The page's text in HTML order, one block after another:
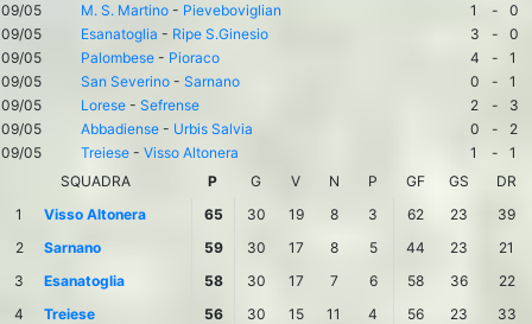
09/05
M. S. Martino - Pieveboviglian 1 -
0
09/05
Esanatoglia - Ripe S.Ginesio 3 -
0
09/05
Palombese - Pioraco 4 -
1
09/05
San Severino - Sarnano 0 -
1
09/05
Lorese - Sefrense 2 -
3
09/05
Abbadiense - Urbis Salvia 0 -
2
09/05
Treiese - Visso Altonera 1 -
1
SQUADRA
P G V N P GF GS
DR
1
Visso Altonera 65 30 19 8 3 62 23
39
2
Sarnano 59 30 17 8 5 44 23
21
3
Esanatoglia 58 30 17 7 6 58 36
22
4
Treiese 56 30 15 11 4 56 23
33